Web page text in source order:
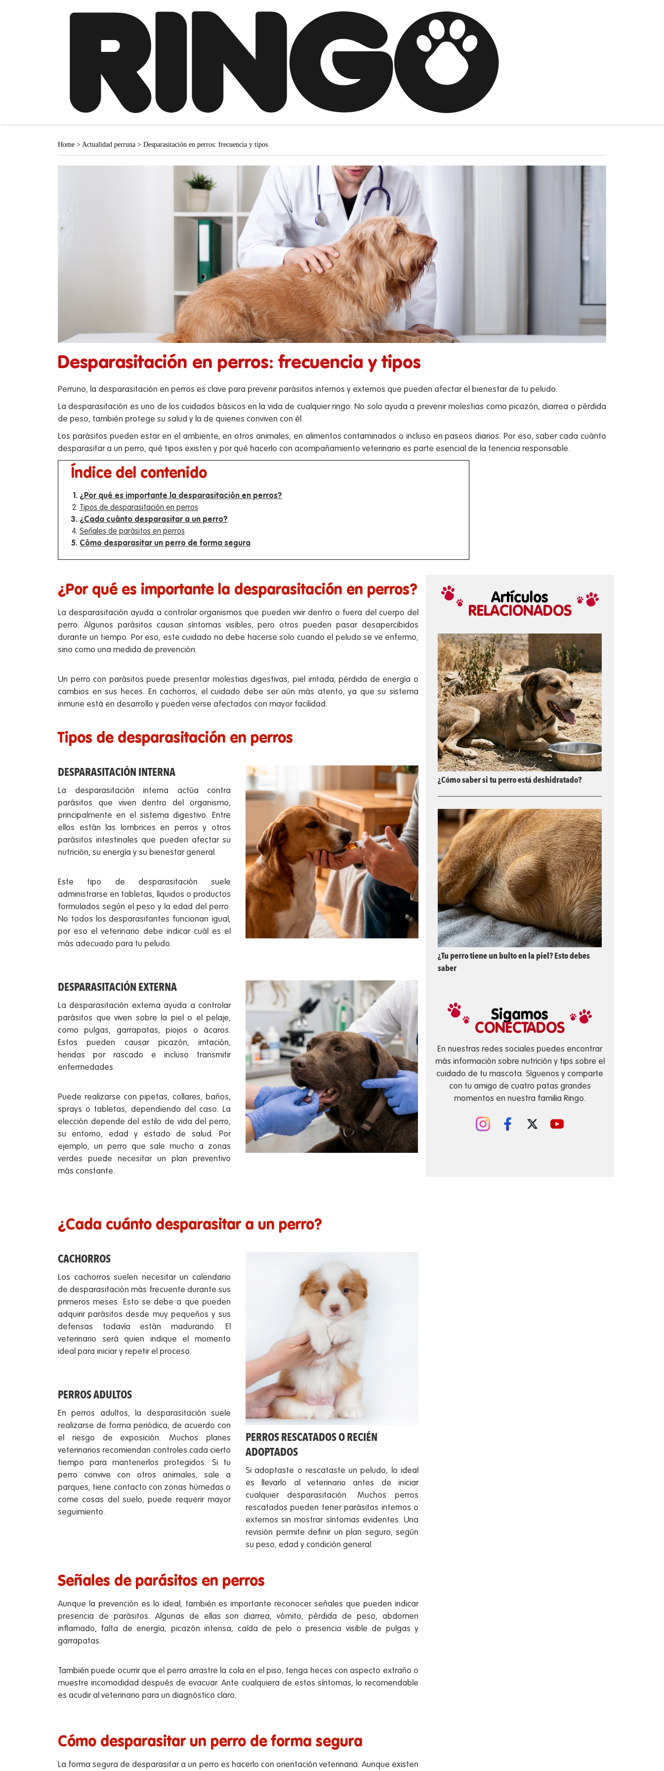
Home > Actualidad perruna > Desparasitación en perros: frecuencia y tipos
Desparasitación en perros: frecuencia y tipos
Perruno, la desparasitación en perros es clave para prevenir parásitos internos y externos que pueden afectar el bienestar de tu peludo.
La desparasitación es uno de los cuidados básicos en la vida de cualquier ringo. No solo ayuda a prevenir molestias como picazón, diarrea o pérdida
de peso, también protege su salud y la de quienes conviven con él.
Los parásitos pueden estar en el ambiente, en otros animales, en alimentos contaminados o incluso en paseos diarios. Por eso, saber cada cuánto
desparasitar a un perro, qué tipos existen y por qué hacerlo con acompañamiento veterinario es parte esencial de la tenencia responsable.
Índice del contenido
¿Por qué es importante la desparasitación en perros?
Tipos de desparasitación en perros
¿Cada cuánto desparasitar a un perro?
Señales de parásitos en perros
Cómo desparasitar un perro de forma segura
¿Por qué es importante la desparasitación en perros?
La desparasitación ayuda a controlar organismos que pueden vivir dentro o fuera del cuerpo del
perro. Algunos parásitos causan síntomas visibles, pero otros pueden pasar desapercibidos
durante un tiempo. Por eso, este cuidado no debe hacerse solo cuando el peludo se ve enfermo,
sino como una medida de prevención.
Un perro con parásitos puede presentar molestias digestivas, piel irritada, pérdida de energía o
cambios en sus heces. En cachorros, el cuidado debe ser aún más atento, ya que su sistema
inmune está en desarrollo y pueden verse afectados con mayor facilidad.
Tipos de desparasitación en perros
DESPARASITACIÓN INTERNA
La desparasitación interna actúa contra
parásitos que viven dentro del organismo,
principalmente en el sistema digestivo. Entre
ellos están las lombrices en perros y otros
parásitos intestinales que pueden afectar su
nutrición, su energía y su bienestar general.
Este tipo de desparasitación suele
administrarse en tabletas, líquidos o productos
formulados según el peso y la edad del perro.
No todos los desparasitantes funcionan igual,
por eso el veterinario debe indicar cuál es el
más adecuado para tu peludo.
DESPARASITACIÓN EXTERNA
La desparasitación externa ayuda a controlar
parásitos que viven sobre la piel o el pelaje,
como pulgas, garrapatas, piojos o ácaros.
Estos pueden causar picazón, irritación,
heridas por rascado e incluso transmitir
enfermedades.
Puede realizarse con pipetas, collares, baños,
sprays o tabletas, dependiendo del caso. La
elección depende del estilo de vida del perro,
su entorno, edad y estado de salud. Por
ejemplo, un perro que sale mucho a zonas
verdes puede necesitar un plan preventivo
más constante.
¿Cada cuánto desparasitar a un perro?
CACHORROS
Los cachorros suelen necesitar un calendario
de desparasitación más frecuente durante sus
primeros meses. Esto se debe a que pueden
adquirir parásitos desde muy pequeños y sus
defensas todavía están madurando. El
veterinario será quien indique el momento
ideal para iniciar y repetir el proceso.
PERROS ADULTOS
En perros adultos, la desparasitación suele
realizarse de forma periódica, de acuerdo con
el riesgo de exposición. Muchos planes
veterinarios recomiendan controles cada cierto
tiempo para mantenerlos protegidos. Si tu
perro convive con otros animales, sale a
parques, tiene contacto con zonas húmedas o
come cosas del suelo, puede requerir mayor
seguimiento.
PERROS RESCATADOS O RECIÉN
ADOPTADOS
Si adoptaste o rescataste un peludo, lo ideal
es llevarlo al veterinario antes de iniciar
cualquier desparasitación. Muchos perros
rescatados pueden tener parásitos internos o
externos sin mostrar síntomas evidentes. Una
revisión permite definir un plan seguro, según
su peso, edad y condición general.
Señales de parásitos en perros
Aunque la prevención es lo ideal, también es importante reconocer señales que pueden indicar
presencia de parásitos. Algunas de ellas son diarrea, vómito, pérdida de peso, abdomen
inflamado, falta de energía, picazón intensa, caída de pelo o presencia visible de pulgas y
garrapatas.
También puede ocurrir que el perro arrastre la cola en el piso, tenga heces con aspecto extraño o
muestre incomodidad después de evacuar. Ante cualquiera de estos síntomas, lo recomendable
es acudir al veterinario para un diagnóstico claro.
Cómo desparasitar un perro de forma segura
La forma segura de desparasitar a un perro es hacerlo con orientación veterinaria. Aunque existen
Artículos
RELACIONADOS
¿Cómo saber si tu perro está deshidratado?
¿Tu perro tiene un bulto en la piel? Esto debes
saber
Sigamos
CONECTADOS
En nuestras redes sociales puedes encontrar
más información sobre nutrición y tips sobre el
cuidado de tu mascota. Síguenos y comparte
con tu amigo de cuatro patas grandes
momentos en nuestra familia Ringo.